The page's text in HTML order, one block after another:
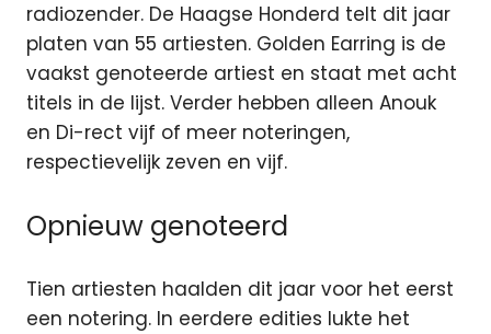
radiozender. De Haagse Honderd telt dit jaar
platen van 55 artiesten. Golden Earring is de
vaakst genoteerde artiest en staat met acht
titels in de lijst. Verder hebben alleen Anouk
en Di-rect vijf of meer noteringen,
respectievelijk zeven en vijf.
Opnieuw genoteerd
Tien artiesten haalden dit jaar voor het eerst
een notering. In eerdere edities lukte het